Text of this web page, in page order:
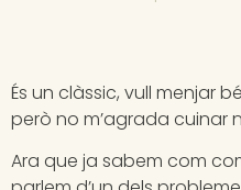
És un clàssic, vull menjar
però no m’agrada cuinar
Ara que ja sabem com